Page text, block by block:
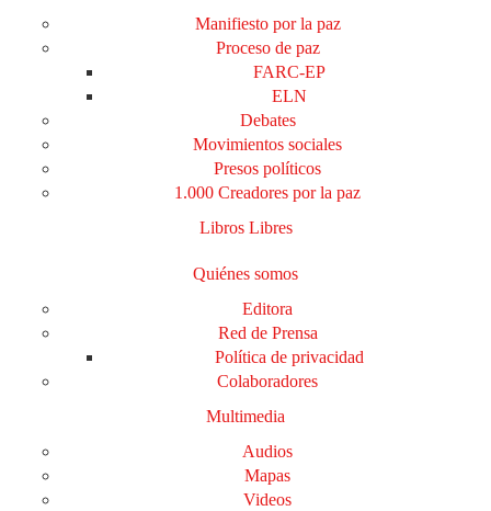
Manifiesto por la paz
Proceso de paz
FARC-EP
ELN
Debates
Movimientos sociales
Presos políticos
1.000 Creadores por la paz
Libros Libres
Quiénes somos
Editora
Red de Prensa
Política de privacidad
Colaboradores
Multimedia
Audios
Mapas
Videos